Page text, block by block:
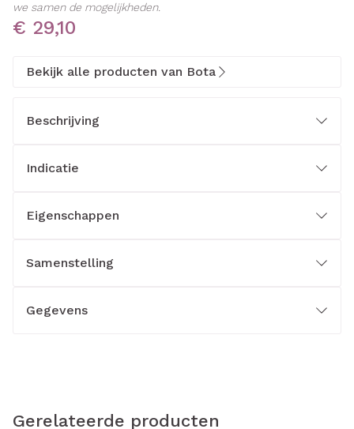
€ 29,10
we samen de mogelijkheden.
Bekijk alle producten van Bota
Beschrijving
Indicatie
Eigenschappen
Samenstelling
Gegevens
Gerelateerde producten